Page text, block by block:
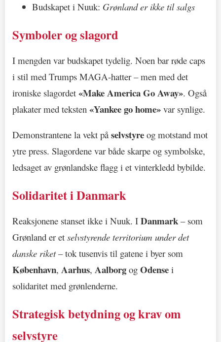
Budskapet i Nuuk: Grønland er ikke til salgs
Symboler og slagord
I mengden var budskapet tydelig. Noen bar røde caps
i stil med Trumps MAGA-hatter – men med det
ironiske slagordet «Make America Go Away». Også
plakater med teksten «Yankee go home» var synlige.
Demonstrantene la vekt påselvstyre og motstand mot
ytre press. Slagordene var både skarpe og symbolske,
ledsaget av grønlandske flagg i et vinterkledd bybilde.
Solidaritet i Danmark
Reaksjonene stanset ikke i Nuuk. I Danmark– som
Grønland er et selvstyrende territorium under det
danske riket– tok tusenvis til gatene i byer som
København, Aarhus, Aalborg og Odense i
solidaritet med grønlenderne.
Strategisk betydning og krav om
selvstyre